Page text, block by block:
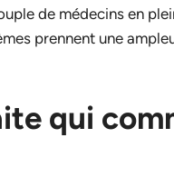
de médecins en
prennent une
qui